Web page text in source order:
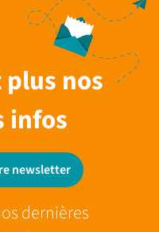
plus nos
infos
newsletter
dernières